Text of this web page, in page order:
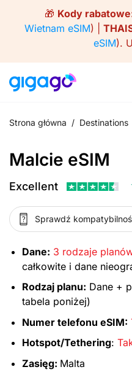
🎁 Kody
Wietnam eSIM) |
eSIM).
Strona główna / Destinations
Malcie eSIM
Excellent
Sprawdź
Dane: 3 rodzaje
całkowite i dane
Rodzaj planu: Dane +
tabela poniżej)
Numer telefonu eSIM:
Hotspot/Tethering:
Zasięg: Malta